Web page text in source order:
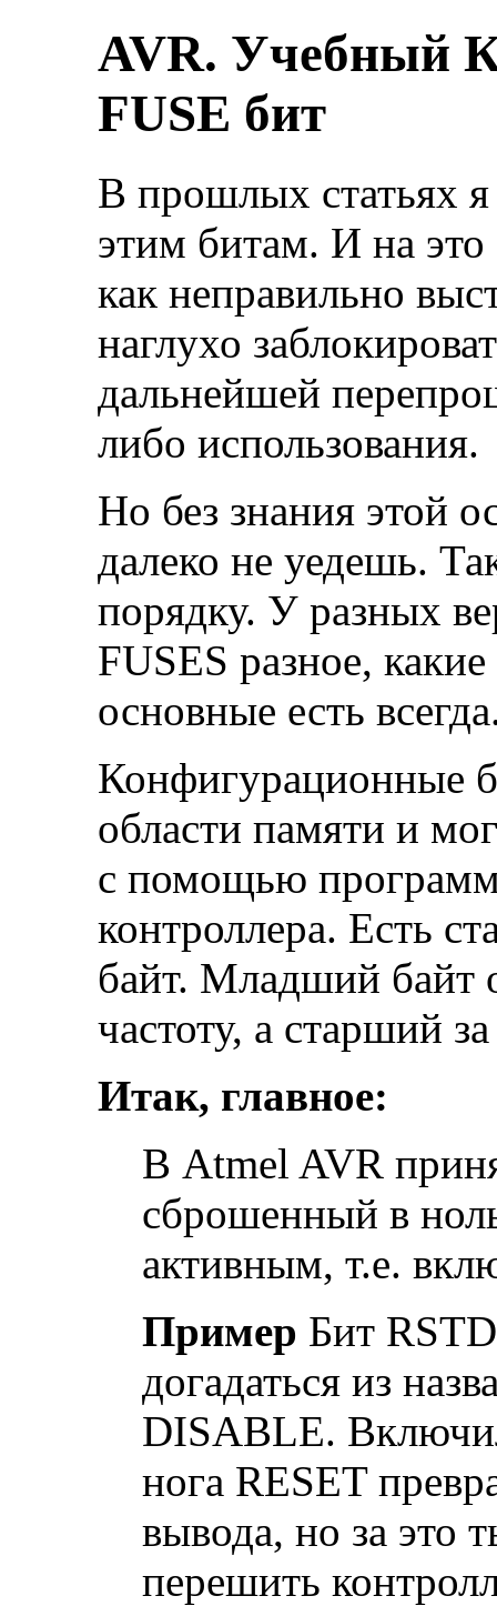
AVR. Учебный
FUSE бит
В прошлых статьях я
этим битам. И на
как неправильно
наглухо
дальнейшей
либо использования.
Но без знания этой
далеко не уедешь.
порядку. У разных
FUSES разное,
основные есть
Конфигурационные
области памяти и
с помощью
контроллера. Есть
байт. Младший байт
частоту, а старший
Итак, главное:
В Atmel AVR
сброшенный в
активным, т.е.
Пример Бит
догадаться из
DISABLE.
нога RESET
вывода, но за это
перешить